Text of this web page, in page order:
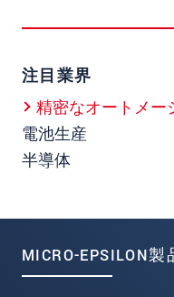
注目業界
精密なオートメー
電池生産
半導体
MICRO-EPSILON